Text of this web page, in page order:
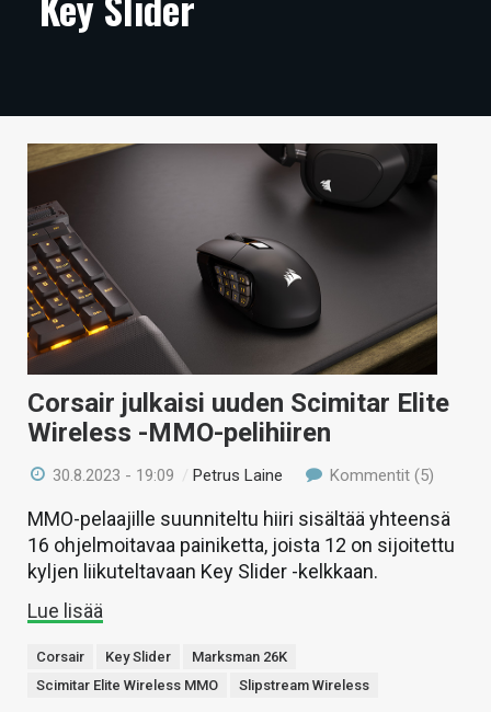
ARTIKKELIT
TECHBBS
TIETOA
HINTA.FI
KAUPPA
VAIHDA TEEMA
HAKU
Corsair julkaisi uuden Scimitar Elite
Wireless -MMO-pelihiiren
30.8.2023 - 19:09 /Petrus Laine Kommentit (5)
MMO-pelaajille suunniteltu hiiri sisältää yhteensä
16 ohjelmoitavaa painiketta, joista 12 on sijoitettu
kyljen liikuteltavaan Key Slider -kelkkaan.
Lue lisää
Corsair Key Slider
Marksman 26K
Scimitar Elite Wireless MMO
Slipstream Wireless